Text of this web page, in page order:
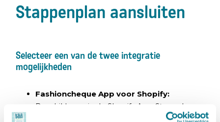
Stappenplan aansluiten
Selecteer een van de twee integratie
mogelijkheden
Fashioncheque App voor Shopify:
Beschikbaar via de Shopify App Store, deze